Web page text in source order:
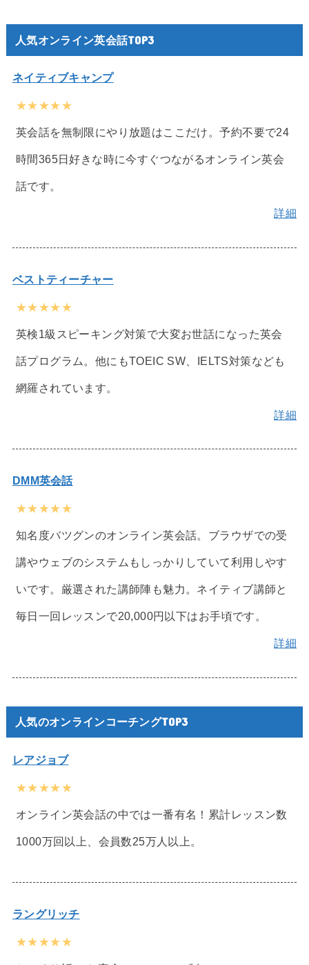
人気オンライン英会話TOP3
ネイティブキャンプ
★★★★★
英会話を無制限にやり放題はここだけ。予約不要で24
時間365日好きな時に今すぐつながるオンライン英会
話です。
詳細
ベストティーチャー
★★★★★
英検1級スピーキング対策で大変お世話になった英会
話プログラム。他にもTOEIC SW、IELTS対策なども
網羅されています。
詳細
DMM英会話
★★★★★
知名度バツグンのオンライン英会話。ブラウザでの受
講やウェブのシステムもしっかりしていて利用しやす
いです。厳選された講師陣も魅力。ネイティブ講師と
毎日一回レッスンで20,000円以下はお手頃です。
詳細
人気のオンラインコーチングTOP3
レアジョブ
★★★★★
オンライン英会話の中では一番有名！累計レッスン数
1000万回以上、会員数25万人以上。
ラングリッチ
★★★★★